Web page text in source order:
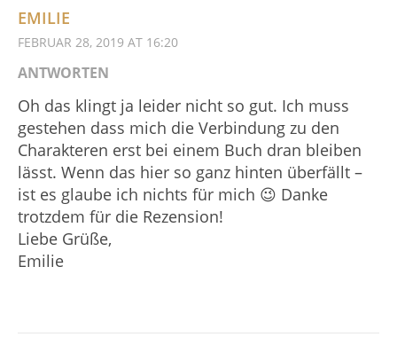
EMILIE
FEBRUAR 28, 2019 AT 16:20
ANTWORTEN
Oh das klingt ja leider nicht so gut. Ich muss
gestehen dass mich die Verbindung zu den
Charakteren erst bei einem Buch dran bleiben
lässt. Wenn das hier so ganz hinten überfällt –
ist es glaube ich nichts für mich 😉 Danke
trotzdem für die Rezension!
Liebe Grüße,
Emilie